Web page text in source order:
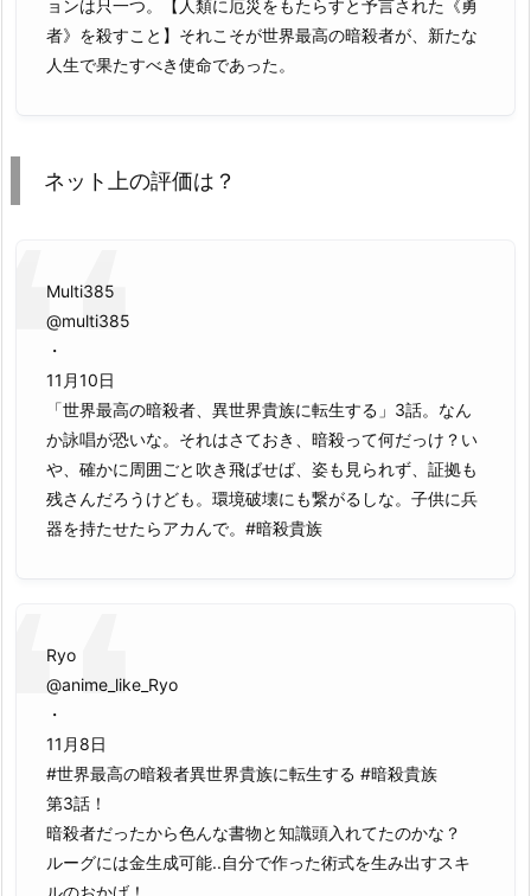
ョンは只一つ。【人類に厄災をもたらすと予言された《勇
者》を殺すこと】それこそが世界最高の暗殺者が、新たな
人生で果たすべき使命であった。
ネット上の評価は？
Multi385
@multi385
・
11月10日
「世界最高の暗殺者、異世界貴族に転生する」3話。なん
か詠唱が恐いな。それはさておき、暗殺って何だっけ？い
や、確かに周囲ごと吹き飛ばせば、姿も見られず、証拠も
残さんだろうけども。環境破壊にも繋がるしな。子供に兵
器を持たせたらアカんで。#暗殺貴族
Ryo
@anime_like_Ryo
・
11月8日
#世界最高の暗殺者異世界貴族に転生する #暗殺貴族
第3話！
暗殺者だったから色んな書物と知識頭入れてたのかな？
ルーグには金生成可能..自分で作った術式を生み出すスキ